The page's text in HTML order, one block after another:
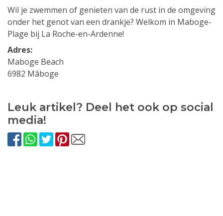
Wil je zwemmen of genieten van de rust in de omgeving
onder het genot van een drankje? Welkom in Maboge-
Plage bij La Roche-en-Ardenne!
Adres:
Maboge Beach
6982 Mâboge
Leuk artikel? Deel het ook op social
media!